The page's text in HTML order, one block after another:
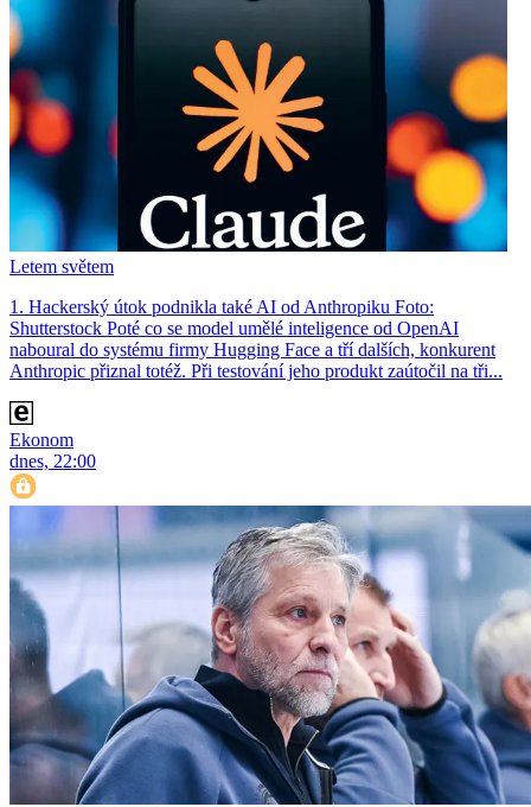
Letem světem
1. Hackerský útok podnikla také AI od Anthropiku Foto:
Shutterstock Poté co se model umělé inteligence od OpenAI
naboural do systému firmy Hugging Face a tří dalších, konkurent
Anthro­pic přiznal totéž. Při testování jeho produkt zaútočil na tři...
Ekonom
dnes, 22:00